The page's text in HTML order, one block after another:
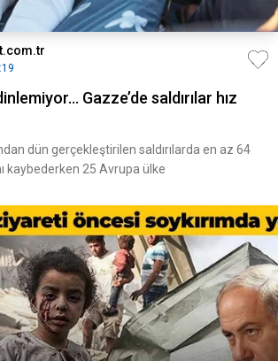
Gazze’de saldırılar hız
dün gerçekleştirilen saldırılarda en az 64
kaybederken 25 Avrupa ülke